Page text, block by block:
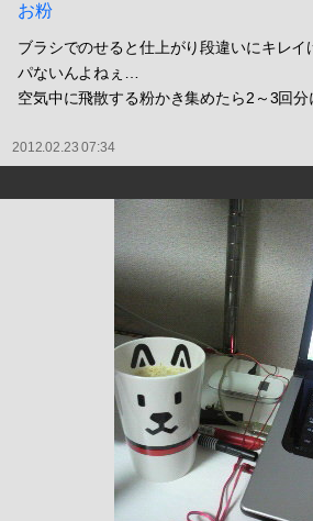
お粉
ブラシでのせると仕上がり段違いにキレ
パないんよねぇ…
空気中に飛散する粉かき集めたら2～3回
2012.02.23 07:34